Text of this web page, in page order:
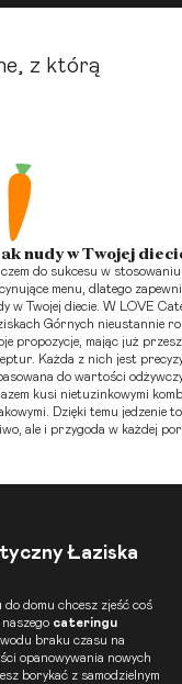
z którą
nudy w Twojej
do sukcesu w
menu, dlatego
w Twojej diecie. W LOVE
Górnych nieustannie
propozycje, mając już
Każda z nich jest
do wartości
kusi nietuzinkowymi
Dzięki temu jedzenie
ale i przygoda w każdej
Łaziska
domu chcesz zjeść coś
cateringu
braku czasu na
opanowywania nowych
borykać z samodzielnym